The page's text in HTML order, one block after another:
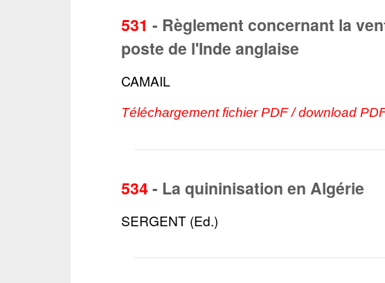
531 - Règlement concernant la
poste de l'Inde anglaise
CAMAIL
Téléchargement fichier PDF / download
534 - La quininisation en Algérie
SERGENT (Ed.)